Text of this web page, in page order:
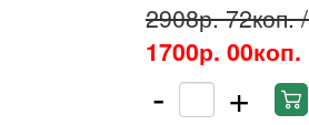
2908р. 72коп./
1700р. 00коп.
- +